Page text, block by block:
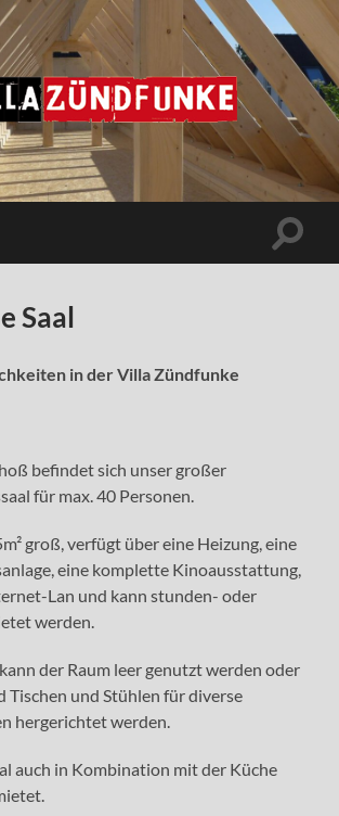
Villa
Zündfunke
Saal
in der Villa Zündfunke
befindet sich unser großer
für max. 40 Personen.
groß, verfügt über eine Heizung, eine
eine komplette Kinoausstattung,
Lan und kann stunden- oder
werden.
der Raum leer genutzt werden oder
Tischen und Stühlen für diverse
hergerichtet werden.
auch in Kombination mit der Küche